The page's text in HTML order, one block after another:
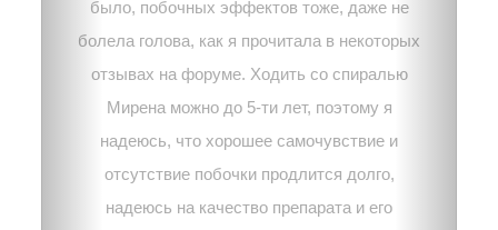
было, побочных эффектов тоже, даже не
болела голова, как я прочитала в некоторых
отзывах на форуме. Ходить со спиралью
Мирена можно до 5-ти лет, поэтому я
надеюсь, что хорошее самочувствие и
отсутствие побочки продлится долго,
надеюсь на качество препарата и его